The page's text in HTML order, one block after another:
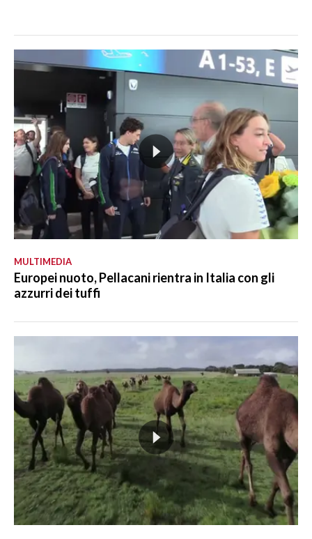
MULTIMEDIA
Europei nuoto, Pellacani rientra in Italia con gli
azzurri dei tuffi